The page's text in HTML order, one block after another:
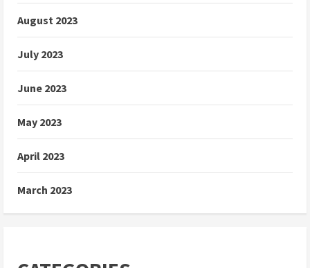
August 2023
July 2023
June 2023
May 2023
April 2023
March 2023